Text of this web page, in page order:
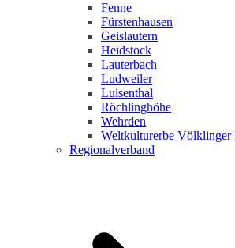
Fenne
Fürstenhausen
Geislautern
Heidstock
Lauterbach
Ludweiler
Luisenthal
Röchlinghöhe
Wehrden
Weltkulturerbe Völklinger
Regionalverband